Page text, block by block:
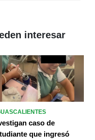
interesar
caso de
que ingresó